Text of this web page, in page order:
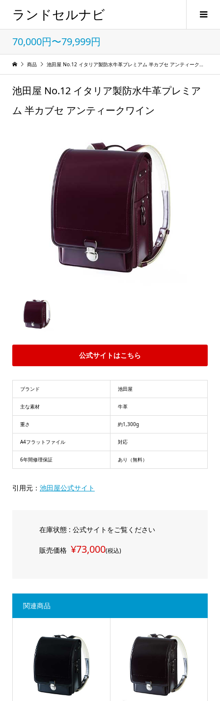
ランドセルナビ
70,000円〜79,999円
商品 池田屋 No.12 イタリア製防水牛革プレミアム 半カブセ アンティークワイン
池田屋 No.12 イタリア製防水牛革プレミア
ム 半カブセ アンティークワイン
公式サイトはこちら
ブランド 池田屋
主な素材 牛革
重さ 約1,300g
A4フラットファイル 対応
6年間修理保証 あり（無料）
引用元： 池田屋公式サイト
在庫状態 : 公式サイトをご覧ください
販売価格 ¥73,000(税込)
関連商品